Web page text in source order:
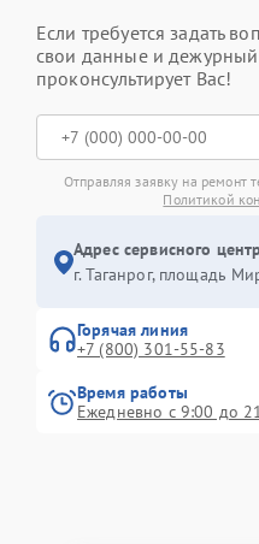
Если требуется задать
свои данные и дежурный
проконсультирует Вас!
Отправляя заявку на ремонт
Политикой
Адрес сервисного
г. Таганрог, площадь
Горячая линия
+7 (800) 301-55-83
Время работы
Ежедневно с 9:00 до